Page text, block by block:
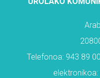
Telefonoa: 943 89